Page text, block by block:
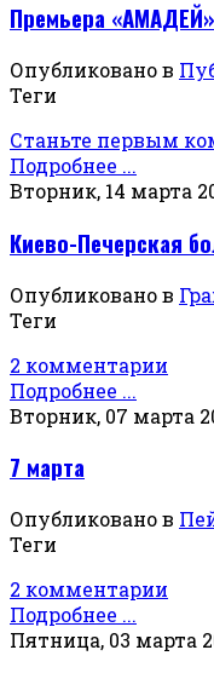
Премьера
Опубликовано в
Теги
Станьте первым
Подробнее ...
Вторник, 14 марта
Киево-Печерская
Опубликовано в
Теги
2 комментарии
Подробнее ...
Вторник, 07 марта
7 марта
Опубликовано в
Теги
2 комментарии
Подробнее ...
Пятница, 03 марта